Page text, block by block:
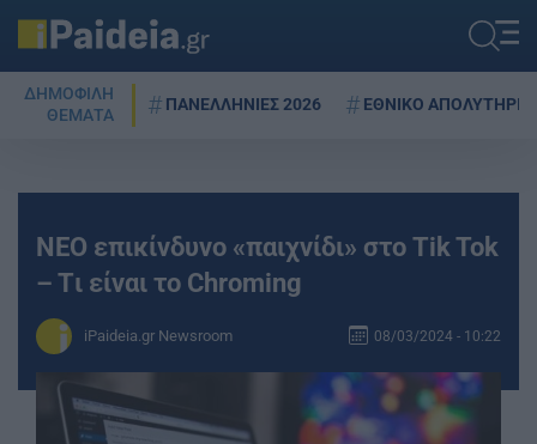
ΔΗΜΟΦΙΛΗ
ΘΕΜΑΤΑ
ΠΑΝΕΛΛΗΝΙΕΣ 2026 ΕΘΝΙΚΟ ΑΠΟΛΥΤΗΡΙΟ
ΝΕΟ επικίνδυνο «παιχνίδι» στο Tik Tok
– Tι είναι το Chroming
iPaideia.gr Newsroom 08/03/2024 - 10:22